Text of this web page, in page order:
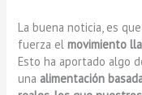
La buena noticia, es
fuerza elmovimiento
Esto ha aportado algo
una alimentación